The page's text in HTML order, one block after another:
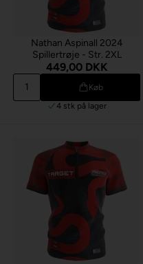
Nathan Aspinall 2024
Spillertrøje - Str. 2XL
449,00 DKK
Køb
4 stk på lager